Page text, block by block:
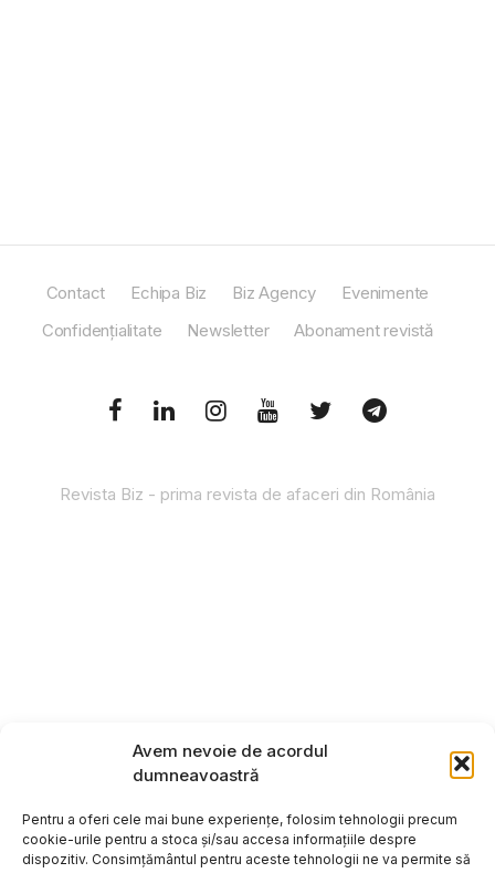
Avem nevoie de acordul
dumneavoastră
Pentru a oferi cele mai bune experiențe, folosim tehnologii precum
cookie-urile pentru a stoca și/sau accesa informațiile despre
dispozitiv. Consimțământul pentru aceste tehnologii ne va permite să
Contact Echipa Biz Biz Agency
Evenimente
Confidențialitate
Newsletter Abonament revistă
Revista Biz - prima revista de afaceri din România